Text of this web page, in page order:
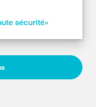
sécurité»